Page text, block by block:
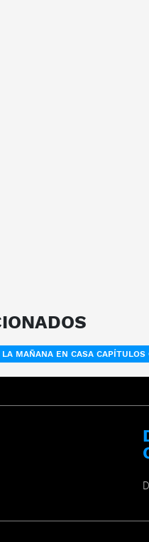
LA MAÑANA EN CASA CAPÍTULOS